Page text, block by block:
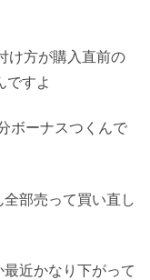
け方が購入直前の
ですよ
ボーナスつくんで
部売って買い直し
近かなり下がって